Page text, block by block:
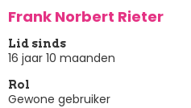
Frank Norbert Rieter
Lid sinds
16 jaar 10 maanden
Rol
Gewone gebruiker